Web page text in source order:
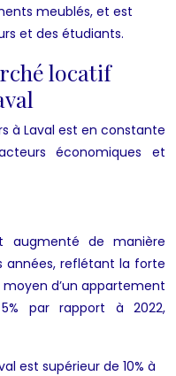
meublés, et est
et des étudiants.
locatif
à Laval est en constante
économiques et
augmenté de manière
années, reflétant la forte
moyen d’un appartement
par rapport à 2022,
est supérieur de 10% à